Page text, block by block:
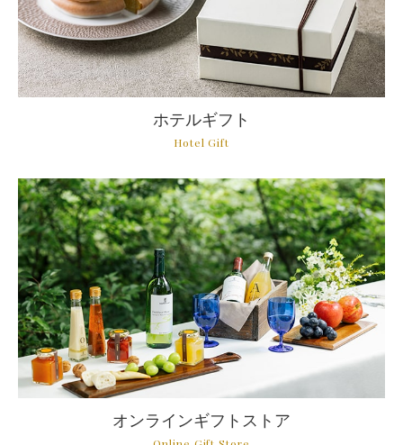
ホテルギフト
オンラインギフトストア